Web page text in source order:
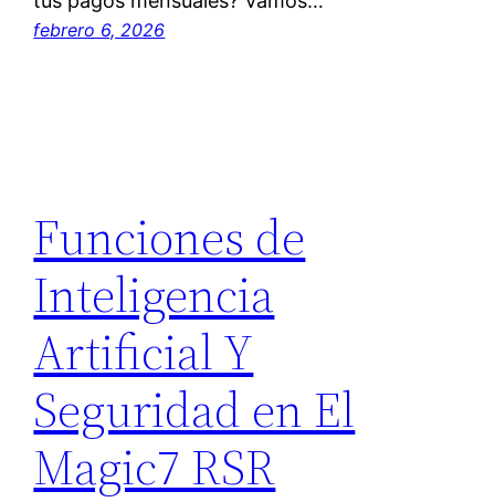
febrero 6, 2026
Funciones de
Inteligencia
Artificial Y
Seguridad en El
Magic7 RSR